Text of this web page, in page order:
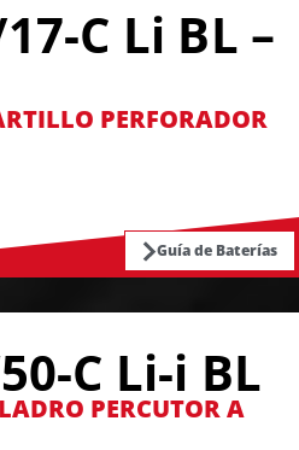
C Li BL –
PERFORADOR
Guía de Baterías
C Li-i BL
PERCUTOR A